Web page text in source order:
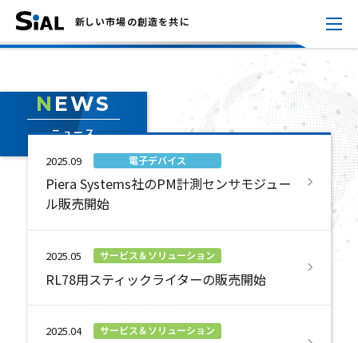
新しい市場の創造を共に
NEWS
ニュース
2025.09 電子デバイス
Piera Systems社のPM計測センサモジュー
ル販売開始
2025.05 サービス＆ソリューション
RL78用スティックライターの販売開始
2025.04 サービス＆ソリューション